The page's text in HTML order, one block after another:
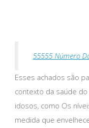
55555 Número
Esses achados são
contexto da saúde
idosos, como Os
medida que